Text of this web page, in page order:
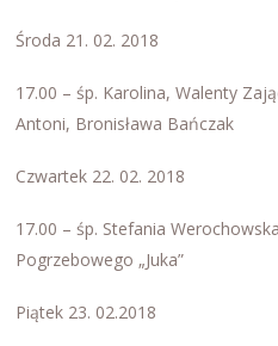
Środa 21. 02. 2018
17.00 – śp. Karolina, Walenty
Antoni, Bronisława Bańczak
Czwartek 22. 02. 2018
17.00 – śp. Stefania
Pogrzebowego „Juka”
Piątek 23. 02.2018